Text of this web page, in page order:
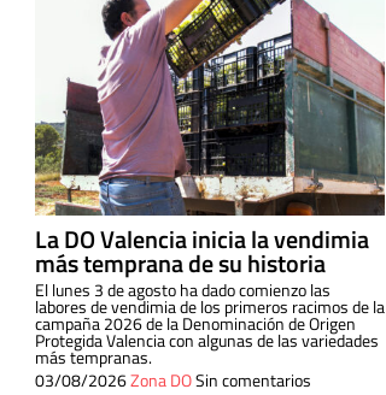
La DO Valencia inicia la vendimia
más temprana de su historia
El lunes 3 de agosto ha dado comienzo las
labores de vendimia de los primeros racimos de la
campaña 2026 de la Denominación de Origen
Protegida Valencia con algunas de las variedades
más tempranas.
03/08/2026Zona DOSin comentarios